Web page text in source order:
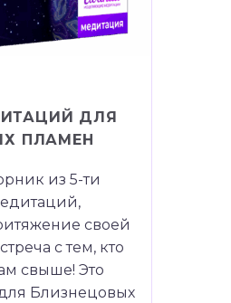
ДЛЯ
ПЛАМЕН
из 5-ти
своей
с тем, кто
свыше! Это
Близнецовых